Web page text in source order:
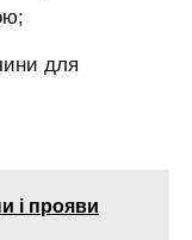
для
і прояви